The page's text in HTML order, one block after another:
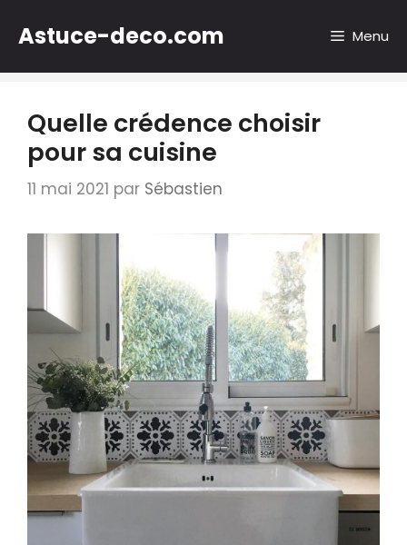
Astuce-deco.com Menu
Quelle crédence choisir
pour sa cuisine
11 mai 2021 par Sébastien